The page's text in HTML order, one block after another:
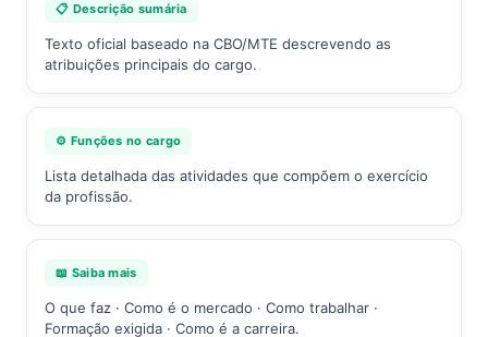
📋 Descrição sumária
Texto oficial baseado na CBO/MTE descrevendo as
atribuições principais do cargo.
⚙️ Funções no cargo
Lista detalhada das atividades que compõem o exercício
da profissão.
📖 Saiba mais
O que faz · Como é o mercado · Como trabalhar ·
Formação exigida · Como é a carreira.